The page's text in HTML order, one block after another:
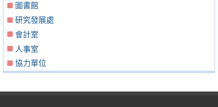
圖書館
研究發展處
會計室
人事室
協力單位